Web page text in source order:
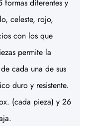
diferentes y
celeste, rojo,
con los que
permite la
cada una de sus
duro y resistente.
(cada pieza) y 26